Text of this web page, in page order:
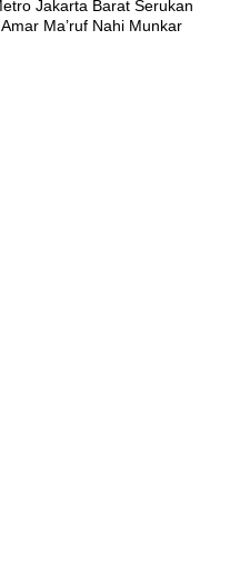
Jakarta Barat Serukan
Ma’ruf Nahi Munkar